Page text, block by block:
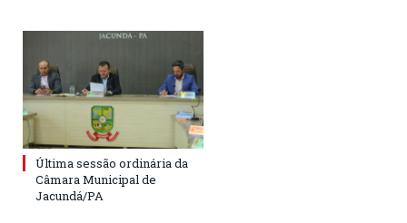
Última sessão ordinária da
Câmara Municipal de
Jacundá/PA